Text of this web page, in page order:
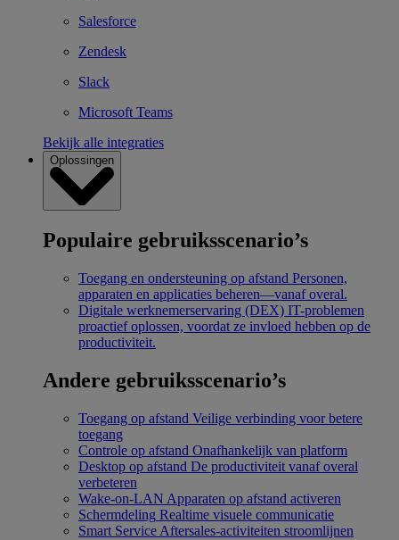
Salesforce
Zendesk
Slack
Microsoft Teams
Bekijk alle integraties
Oplossingen
Populaire gebruiksscenario’s
Toegang en ondersteuning op afstand Personen,
apparaten en applicaties beheren—vanaf overal.
Digitale werknemerservaring (DEX) IT-problemen
proactief oplossen, voordat ze invloed hebben op de
productiviteit.
Andere gebruiksscenario’s
Toegang op afstand Veilige verbinding voor betere
toegang
Controle op afstand Onafhankelijk van platform
Desktop op afstand De productiviteit vanaf overal
verbeteren
Wake-on-LAN Apparaten op afstand activeren
Schermdeling Realtime visuele communicatie
Smart Service Aftersales-activiteiten stroomlijnen